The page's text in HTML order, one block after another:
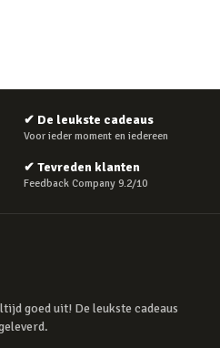
✔ De leukste cadeaus
Voor ieder moment en iedereen
✔ Tevreden klanten
Feedback Company 9.2/10
goed uit! De leukste cadeaus